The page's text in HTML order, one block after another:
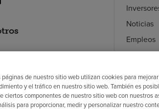
Noticias
Empleos
sorpresas AccesibilidadSi no habla inglésAviso de
de nuestro sitio web utilizan cookies para
y el tráfico en nuestro sitio web. También es
ciertos componentes de nuestro sitio web con nuestros
para proporcionar, medir y personalizar nuestro